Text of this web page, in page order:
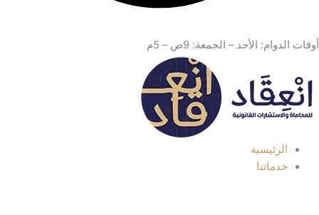
أوقات الدوام: الأحد – الجمعة: 9ص – 5م
الرئيسية
خدماتنا